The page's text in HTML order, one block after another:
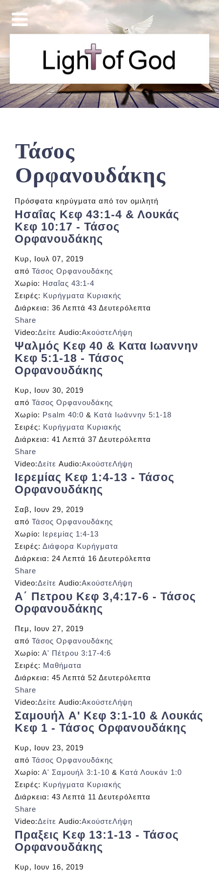
Τάσος
Ορφανουδάκης
Πρόσφατα κηρύγματα από τον ομιλητή
Ησαΐας Κεφ 43:1-4 & Λουκάς
Κεφ 10:17 - Τάσος
Ορφανουδάκης
Κυρ, Ιουλ 07, 2019
από Τάσος Ορφανουδάκης
Χωρίο: Ησαΐας 43:1-4
Σειρές: Κυρήγματα Κυριακής
Διάρκεια: 36 Λεπτά 43 Δευτερόλεπτα
Share
Video:Δείτε Audio:ΑκούστεΛήψη
Ψαλμός Κεφ 40 & Κατα Ιωαννην
Κεφ 5:1-18 - Τάσος
Ορφανουδάκης
Κυρ, Ιουν 30, 2019
από Τάσος Ορφανουδάκης
Χωρίο: Psalm 40:0 & Κατά Ιωάννην 5:1-18
Σειρές: Κυρήγματα Κυριακής
Διάρκεια: 41 Λεπτά 37 Δευτερόλεπτα
Share
Video:Δείτε Audio:ΑκούστεΛήψη
Ιερεμίας Κεφ 1:4-13 - Τάσος
Ορφανουδάκης
Σαβ, Ιουν 29, 2019
από Τάσος Ορφανουδάκης
Χωρίο: Ιερεμίας 1:4-13
Σειρές: Διάφορα Κυρήγματα
Διάρκεια: 24 Λεπτά 16 Δευτερόλεπτα
Share
Video:Δείτε Audio:ΑκούστεΛήψη
Α΄ Πετρου Κεφ 3,4:17-6 - Τάσος
Ορφανουδάκης
Πεμ, Ιουν 27, 2019
από Τάσος Ορφανουδάκης
Χωρίο: Α' Πέτρου 3:17-4:6
Σειρές: Μαθήματα
Διάρκεια: 45 Λεπτά 52 Δευτερόλεπτα
Share
Video:Δείτε Audio:ΑκούστεΛήψη
Σαμουήλ A' Κεφ 3:1-10 & Λουκάς
Κεφ 1 - Τάσος Ορφανουδάκης
Κυρ, Ιουν 23, 2019
από Τάσος Ορφανουδάκης
Χωρίο: Α' Σαμουήλ 3:1-10 & Κατά Λουκάν 1:0
Σειρές: Κυρήγματα Κυριακής
Διάρκεια: 43 Λεπτά 11 Δευτερόλεπτα
Share
Video:Δείτε Audio:ΑκούστεΛήψη
Πραξεις Κεφ 13:1-13 - Τάσος
Ορφανουδάκης
Κυρ, Ιουν 16, 2019